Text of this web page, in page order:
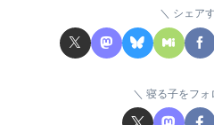
シェア
寝る子をフォ